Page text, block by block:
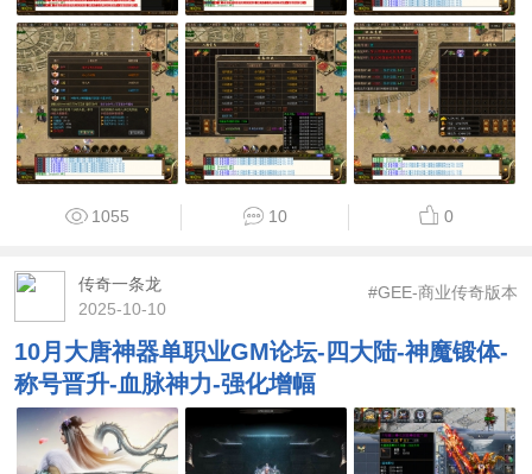
1055 10 0
传奇一条龙
2025-10-10
#GEE-商业传奇版本
10月大唐神器单职业GM论坛-四大陆-神魔锻体-
称号晋升-血脉神力-强化增幅